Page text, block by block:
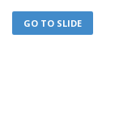
GO TO SLIDE